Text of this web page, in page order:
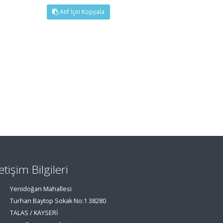
Atıf İçin Kopyala
Bilgileri
Yenidoğan Mahallesi
Turhan Baytop Sokak No:1 38280
TALAS / KAYSERİ